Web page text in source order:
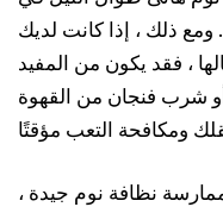
ذلك ، إذا كانت لديك
، فقد يكون من المفيد
شرب فنجان من القهوة
نظافة نوم جيدة ،